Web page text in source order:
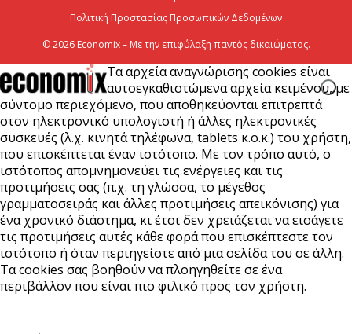
5 Αυγούστου 2026Πολιτική Προστασίας Προσωπικών Δεδομένων
© 2026 Economix – Με την επιφύλαξη παντός δικαιώματος.
Τα αρχεία αναγνώρισης cookies είναι
αυτοεγκαθιστώμενα αρχεία κειμένου, με
σύντομο περιεχόμενο, που αποθηκεύονται επιτρεπτά
στον ηλεκτρονικό υπολογιστή ή άλλες ηλεκτρονικές
συσκευές (λ.χ. κινητά τηλέφωνα, tablets κ.ο.κ.) του χρήστη,
που επισκέπτεται έναν ιστότοπο. Με τον τρόπο αυτό, ο
ιστότοπος απομνημονεύει τις ενέργειες και τις
προτιμήσεις σας (π.χ. τη γλώσσα, το μέγεθος
γραμματοσειράς και άλλες προτιμήσεις απεικόνισης) για
ένα χρονικό διάστημα, κι έτσι δεν χρειάζεται να εισάγετε
τις προτιμήσεις αυτές κάθε φορά που επισκέπτεστε τον
ιστότοπο ή όταν περιηγείστε από μια σελίδα του σε άλλη.
Τα cookies σας βοηθούν να πλοηγηθείτε σε ένα
περιβάλλον που είναι πιο φιλικό προς τον χρήστη.